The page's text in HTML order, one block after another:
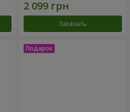
Заказать